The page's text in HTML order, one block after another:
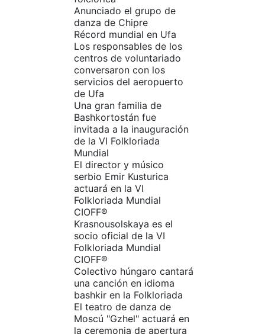
Anunciado el grupo de
danza de Chipre
Récord mundial en Ufa
Los responsables de los
centros de voluntariado
conversaron con los
servicios del aeropuerto
de Ufa
Una gran familia de
Bashkortostán fue
invitada a la inauguración
de la VI Folkloriada
Mundial
El director y músico
serbio Emir Kusturica
actuará en la VI
Folkloriada Mundial
CIOFF®
Krasnousolskaya es el
socio oficial de la VI
Folkloriada Mundial
CIOFF®
Colectivo húngaro cantará
una canción en idioma
bashkir en la Folkloriada
El teatro de danza de
Moscú "Gzhel" actuará en
la ceremonia de apertura